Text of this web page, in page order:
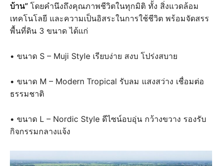
บ้าน” โดยคำนึงถึงคุณภาพชีวิตในทุกมิติ ทั้ง สิ่งแวดล้อม
เทคโนโลยี และความเป็นอิสระในการใช้ชีวิต พร้อมจัดสรร
พื้นที่ดิน 3 ขนาด ได้แก่
• ขนาด S – Muji Style เรียบง่าย สงบ โปร่งสบาย
• ขนาด M – Modern Tropical รับลม แสงสว่าง เชื่อมต่อ
ธรรมชาติ
• ขนาด L – Nordic Style ดีไซน์อบอุ่น กว้างขวาง รองรับ
กิจกรรมกลางแจ้ง